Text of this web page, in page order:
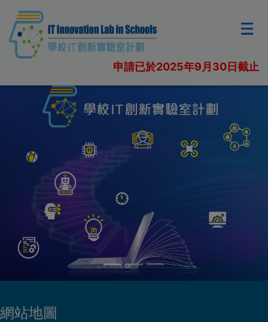
申請已於2025年9月30日截止
上一橫幅
網站地圖